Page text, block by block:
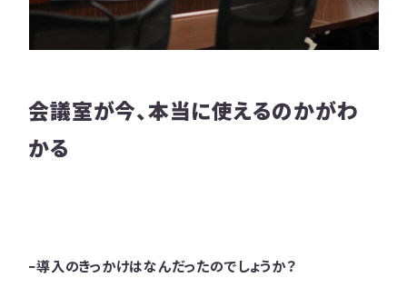
会議室が今、本当に使えるのかがわ
かる
−導入のきっかけはなんだったのでしょうか？